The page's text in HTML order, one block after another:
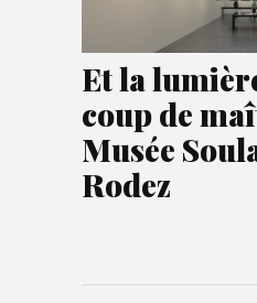
Et la
coup de
Musée
Rodez